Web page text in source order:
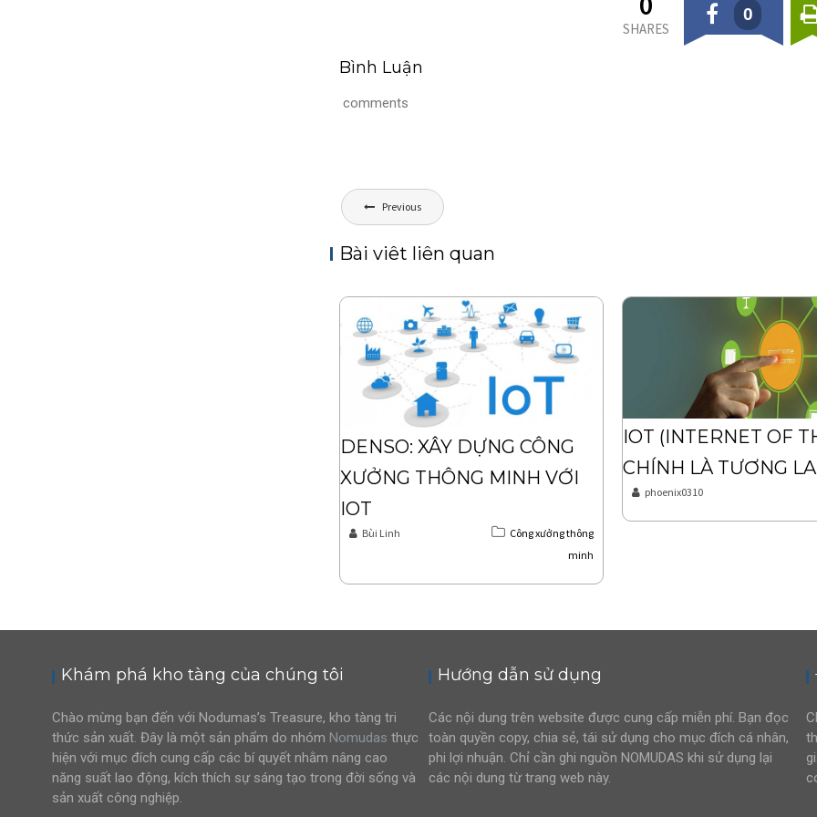
SHARES
0
Bình Luận
comments
P
s
n
o
Previous
Bài viêt liên quan
DENSO: XÂY DỰNG CÔNG
XƯỞNG THÔNG MINH VỚI
IOT
Bùi Linh
Công xưởng thông
minh
IOT (INTERNET OF
CHÍNH LÀ TƯƠNG
phoenix0310
Khám phá kho tàng của chúng tôi
Chào mừng bạn đến với Nodumas’s Treasure, kho tàng tri
thức sản xuất. Đây là một sản phẩm do nhóm Nomudas thực
hiện với mục đích cung cấp các bí quyết nhằm nâng cao
năng suất lao động, kích thích sự sáng tạo trong đời sống và
sản xuất công nghiệp.
Hướng dẫn sử dụng
Các nội dung trên website được cung cấp miễn phí. Bạn đọc
toàn quyền copy, chia sẻ, tái sử dụng cho mục đích cá nhân,
phi lợi nhuận. Chỉ cần ghi nguồn NOMUDAS khi sử dụng lại
các nội dung từ trang web này.